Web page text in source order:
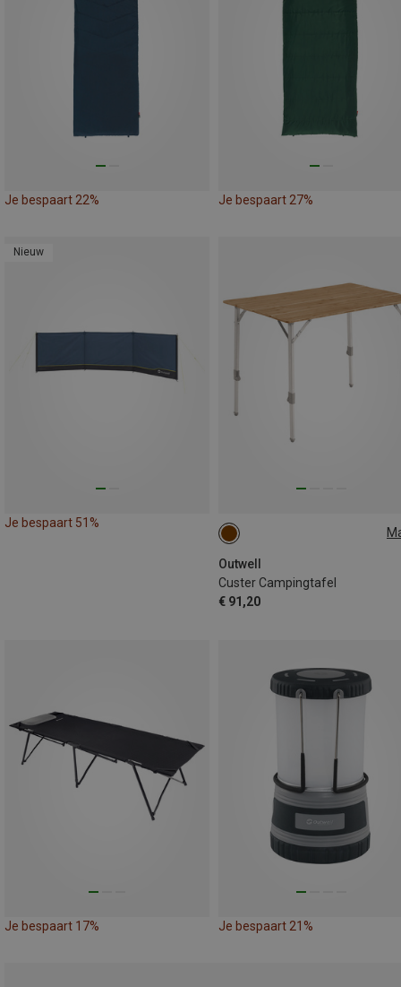
Je bespaart 22% Je bespaart 27%
Nieuw
Je bespaart 51%
Outwell
Custer Campingtafel
€ 91,20
S
Je bespaart 17% Je bespaart 21%